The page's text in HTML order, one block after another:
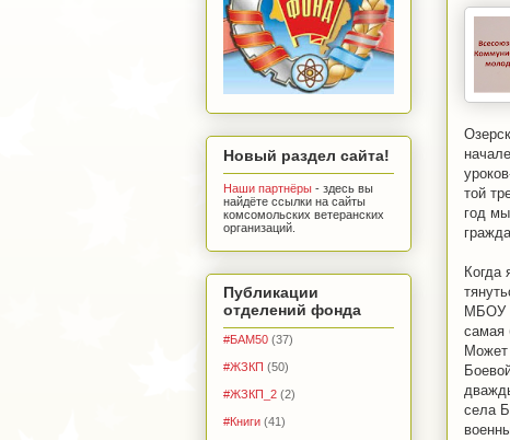
той
год
Когда
МБОУ
самая
Может
села
Новый раздел сайта!
Наши партнёры - здесь вы
найдёте ссылки на сайты
комсомольских ветеранских
организаций.
Публикации
отделений фонда
#БАМ50 (37)
#ЖЗКП (50)
#ЖЗКП_2 (2)
#Книги (41)